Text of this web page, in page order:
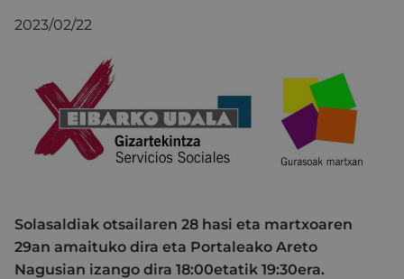
2023/02/22
Solasaldiak otsailaren 28 hasi eta martxoaren
29an amaituko dira eta Portaleako Areto
Nagusian izango dira 18:00etatik 19:30era.